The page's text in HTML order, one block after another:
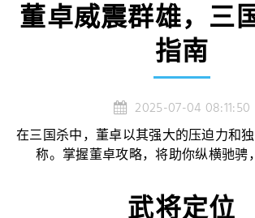
董卓威震群雄，三
指南
2025-07-04 08:11:50
在三国杀中，董卓以其强大的压迫力和
称。掌握董卓攻略，将助你纵横驰骋
武将定位